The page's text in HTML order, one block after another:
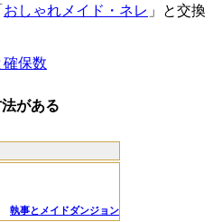
おしゃれメイド・ネレ 」と交換
保数
がある
執事とメイドダンジョン